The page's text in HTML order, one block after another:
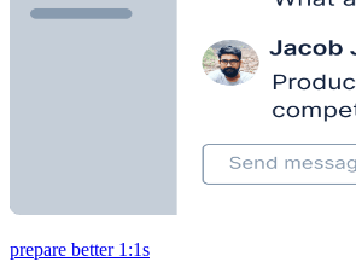
prepare better 1:1s